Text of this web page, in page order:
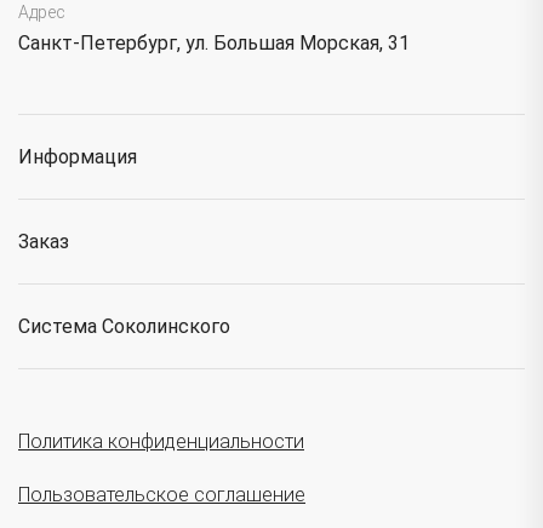
Адрес
Санкт-Петербург, ул. Большая Морская, 31
Информация
Заказ
Система Соколинского
Политика конфиденциальности
Пользовательское соглашение